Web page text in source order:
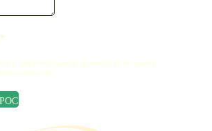
*
персональных данных и условия